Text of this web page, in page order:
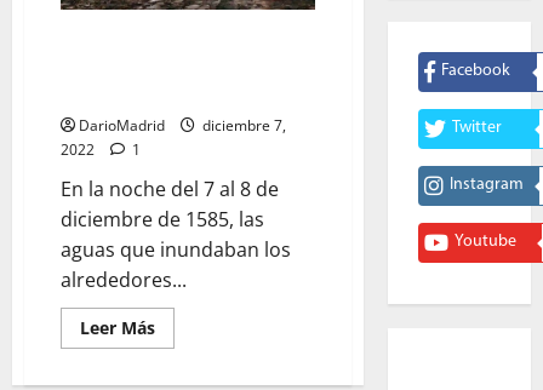
DarioMadrid
diciembre 7,
2022
1
En la noche del 7 al 8 de
diciembre de 1585, las
aguas que inundaban los
alrededores...
Leer MásLeer
más
Facebook
Twitter
Instagram
Youtube